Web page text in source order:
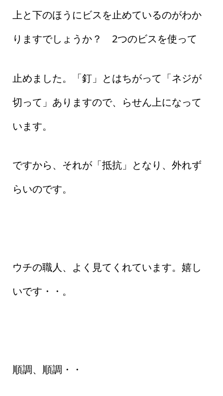
上と下のほうにビスを止めているのがわか
りますでしょうか？ 2つのビスを使って
止めました。「釘」とはちがって「ネジが
切って」ありますので、らせん上になって
います。
ですから、それが「抵抗」となり、外れず
らいのです。
ウチの職人、よく見てくれています。嬉し
いです・・。
順調、順調・・